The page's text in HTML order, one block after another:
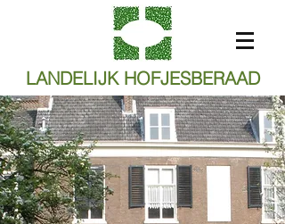
LANDELIJK HOFJESBERAAD